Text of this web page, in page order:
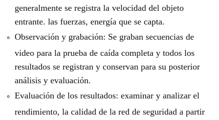
generalmente se registra la velocidad del objeto
entrante. las fuerzas, energía que se capta.
Observación y grabación: Se graban secuencias de
video para la prueba de caída completa y todos los
resultados se registran y conservan para su posterior
análisis y evaluación.
Evaluación de los resultados: examinar y analizar el
rendimiento, la calidad de la red de seguridad a partir